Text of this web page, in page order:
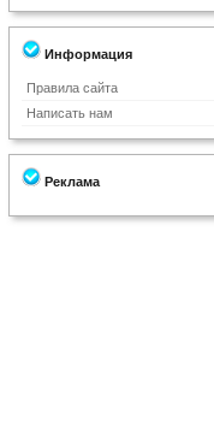
Информация
Правила сайта
Написать нам
Реклама